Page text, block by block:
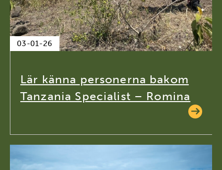
03-01-26
Lär känna personerna bakom
Tanzania Specialist – Romina